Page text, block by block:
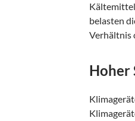
belasten
Verhältnis
Hoher